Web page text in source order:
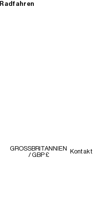
Radfahren
GROSSBRITANNIEN
/ GBP £
Kontakt